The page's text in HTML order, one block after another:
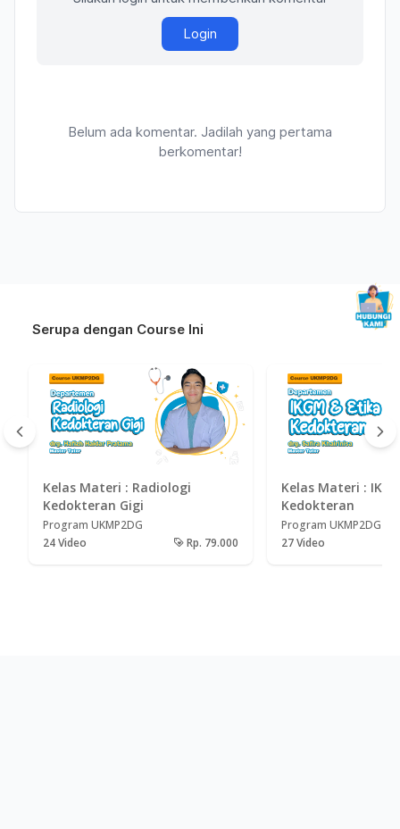
Login
Belum ada komentar. Jadilah yang pertama
berkomentar!
Serupa dengan Course Ini
Kelas Materi : Radiologi
Kedokteran Gigi
Program UKMP2DG
24Video Rp. 79.000
Kelas Materi : IKGMP & Etika
Kedokteran
Program UKMP2DG
27Video